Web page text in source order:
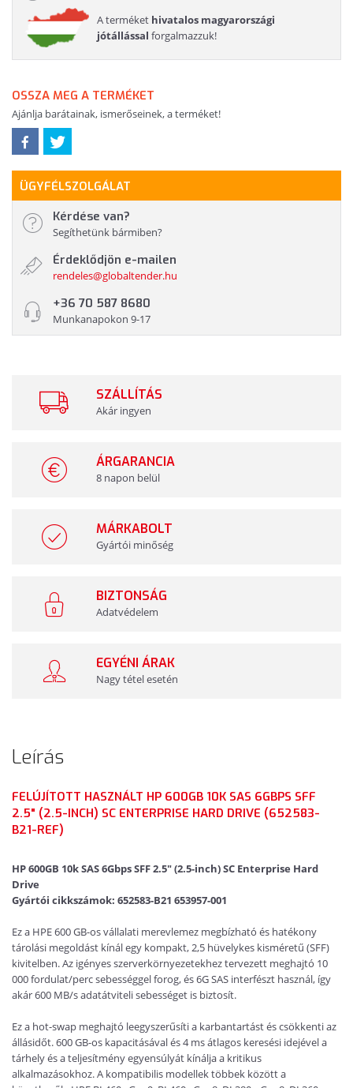
A terméket hivatalos magyarországi
jótállással forgalmazzuk!
OSSZA MEG A TERMÉKET
Ajánlja barátainak, ismerőseinek, a terméket!
ÜGYFÉLSZOLGÁLAT
Kérdése van?
Segíthetünk bármiben?
Érdeklődjön e-mailen
rendeles@globaltender.hu
+36 70 587 8680
Munkanapokon 9-17
SZÁLLÍTÁS
Akár ingyen
ÁRGARANCIA
8 napon belül
MÁRKABOLT
Gyártói minőség
BIZTONSÁG
Adatvédelem
EGYÉNI ÁRAK
Nagy tétel esetén
Leírás
FELÚJÍTOTT HASZNÁLT HP 600GB 10K SAS 6GBPS SFF
2.5" (2.5-INCH) SC ENTERPRISE HARD DRIVE (652583-
B21-REF)
HP 600GB 10k SAS 6Gbps SFF 2.5" (2.5-inch) SC Enterprise Hard
Drive
Gyártói cikkszámok: 652583-B21 653957-001
Ez a HPE 600 GB-os vállalati merevlemez megbízható és hatékony
tárolási megoldást kínál egy kompakt, 2,5 hüvelykes kisméretű (SFF)
kivitelben. Az igényes szerverkörnyezetekhez tervezett meghajtó 10
000 fordulat/perc sebességgel forog, és 6G SAS interfészt használ, így
akár 600 MB/s adatátviteli sebességet is biztosít.
Ez a hot-swap meghajtó leegyszerűsíti a karbantartást és csökkenti az
állásidőt. 600 GB-os kapacitásával és 4 ms átlagos keresési idejével a
tárhely és a teljesítmény egyensúlyát kínálja a kritikus
alkalmazásokhoz. A kompatibilis modellek többek között a